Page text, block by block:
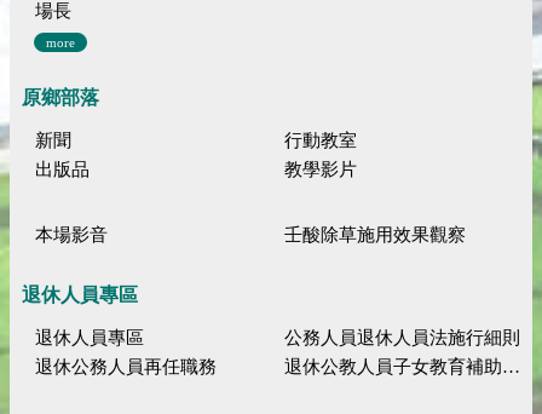
場長
more
原鄉部落
新聞
行動教室
出版品
教學影片
本場影音 壬酸除草施用效果觀察
退休人員專區
退休人員專區
公務人員退休人員法施行細則
退休公務人員再任職務
退休公教人員子女教育補助規定